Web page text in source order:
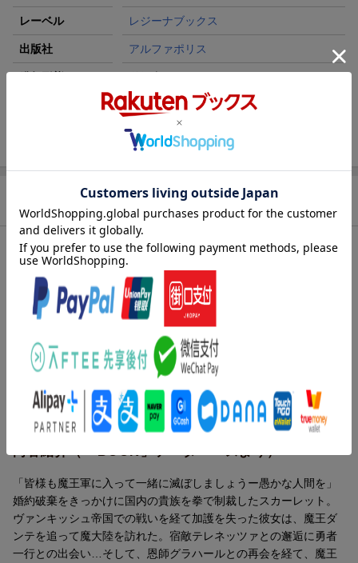
レーベル レジーナブックス
出版社 アルファポリス
304p
9784434368202
商品説明
内容紹介（JPROより）
「皆様も魔王軍に入って一緒に滅ぼしましょうーー愚かな人間
を」婚約破棄をきっかけに国内の貴族を拳で制裁したスカーレッ
ト。ヴァンキッシュ帝国での戦いを経て加護を失った彼女は、魔
王ダンテを追って魔大陸を訪れた。宿敵テレネッツァとの邂逅に
勇者一行との出会い……そして、恩師グラハールとの再会を経
て、魔王城に辿り着いたスカーレット。そこで告げられたのは、
魔族と人間の戦いの歴史の真実ーーすべては神の遊びであったと
いう馬鹿げた話でーー？ 大人気爽快劇、第7弾！
「皆様も魔王軍に入って一緒に滅ぼしましょうー愚かな人間を」
婚約破棄をきっかけに国内の貴族を拳で制裁したスカーレット。
ヴァンキッシュ帝国での戦いを経て加護を失った彼女は、魔王ダ
ンテを追って魔大陸を訪れた。宿敵テレネッツァとの邂逅に勇者
一行との出会い…そして、恩師グラハールとの再会を経て、魔王